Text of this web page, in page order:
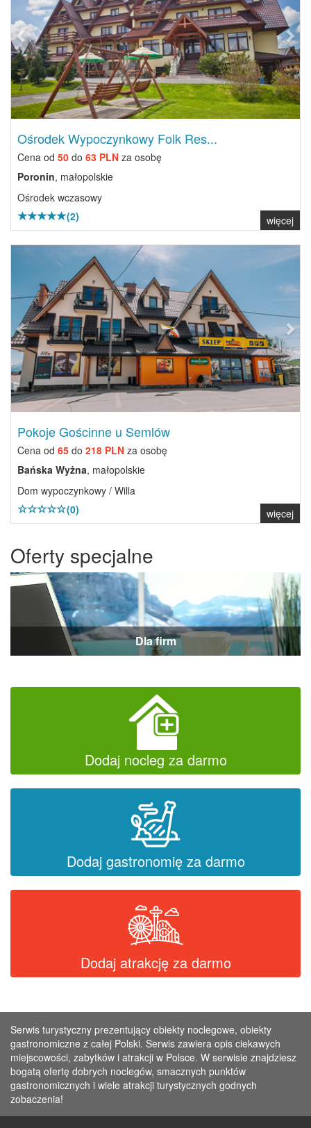
Ośrodek Wypoczynkowy Folk Res...
Cena od 50 do 63 PLN za osobę
Poronin, małopolskie
Ośrodek wczasowy
(2)
więcej
Previous Next
Pokoje Gościnne u Semlów
Cena od 65 do 218 PLN za osobę
Bańska Wyżna, małopolskie
Dom wypoczynkowy / Willa
(0)
więcej
Oferty specjalne
Dla firm
Dodaj nocleg za darmo
Dodaj gastronomię za darmo
Dodaj atrakcję za darmo
Serwis turystyczny prezentujący obiekty noclegowe, obiekty
gastronomiczne z całej Polski. Serwis zawiera opis ciekawych
miejscowości, zabytków i atrakcji w Polsce. W serwisie znajdziesz
bogatą ofertę dobrych noclegów, smacznych punktów
gastronomicznych i wiele atrakcji turystycznych godnych
zobaczenia!